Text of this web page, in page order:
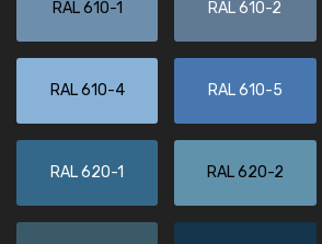
RAL 610-1 RAL 610-2
RAL 610-4 RAL 610-5
RAL 620-1 RAL 620-2